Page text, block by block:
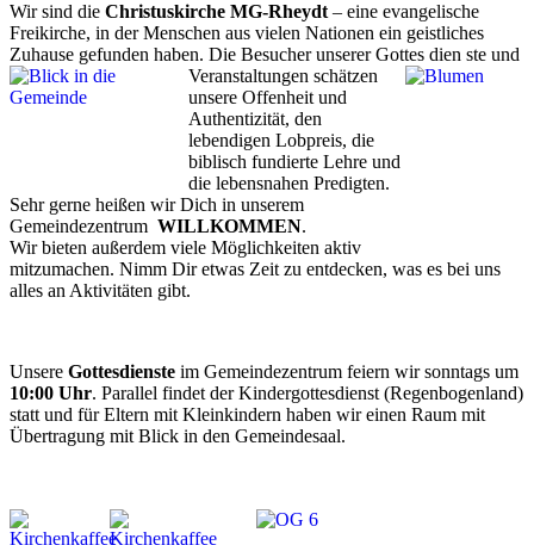
Wir sind die Christuskirche MG-Rheydt – eine evangelische
Freikirche, in der Menschen aus vielen Nationen ein geistliches
Zuhause gefunden haben. Die Besucher unserer Gottes dien ste und
Veranstaltungen schätzen
unsere Offenheit und
Authentizität, den
lebendigen Lobpreis, die
biblisch fundierte Lehre und
die lebensnahen Predigten.
Sehr gerne heißen wir Dich in unserem
Gemeindezentrum WILLKOMMEN.
Wir bieten außerdem viele Möglichkeiten aktiv
mitzumachen. Nimm Dir etwas Zeit zu entdecken, was es bei uns
alles an Aktivitäten gibt.
Unsere Gottesdienste im Gemeindezentrum feiern wir sonntags um
10:00 Uhr. Parallel findet der Kindergottesdienst (Regenbogenland)
statt und für Eltern mit Kleinkindern haben wir einen Raum mit
Übertragung mit Blick in den Gemeindesaal.